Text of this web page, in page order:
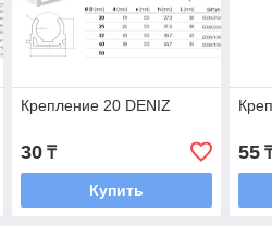
Крепление 20 DENIZ
30₸
Купить
55